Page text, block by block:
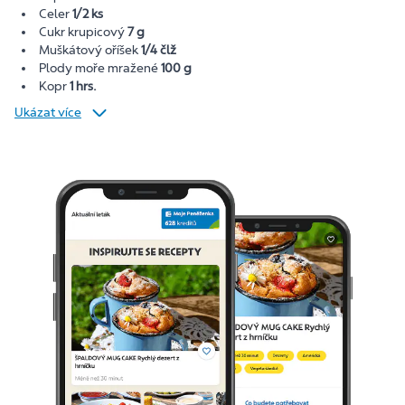
Celer1/2 ks
Cukr krupicový7 g
Muškátový oříšek1/4 člž
Plody moře mražené100 g
Kopr1 hrs.
Ukázat více